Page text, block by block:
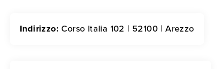
Indirizzo: Corso Italia 102 | 52100 | Arezzo